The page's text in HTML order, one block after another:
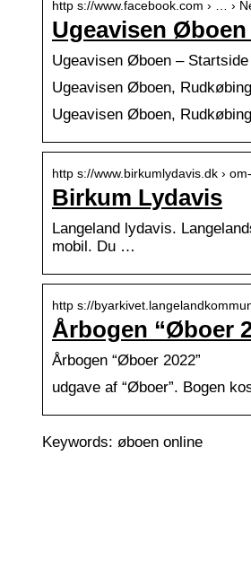
http s://www.facebook.com › … ›
Ugeavisen
Ugeavisen Øboen – Startside
Ugeavisen Øboen,
Ugeavisen Øboen,
http s://www.birkumlydavis.dk ›
Birkum Lydavis
Langeland lydavis.
mobil. Du …
http s://
Årbogen “Øboer
Årbogen “Øboer 2022”
udgave af “Øboer”. Bogen
Keywords: øboen online